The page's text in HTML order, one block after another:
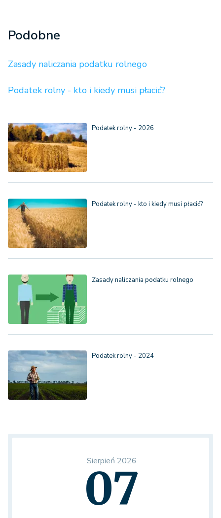
Podobne
Zasady naliczania podatku rolnego
Podatek rolny - kto i kiedy musi płacić?
Podatek rolny - 2026
Podatek rolny - kto i kiedy musi płacić?
Zasady naliczania podatku rolnego
Podatek rolny - 2024
Sierpień 2026
07